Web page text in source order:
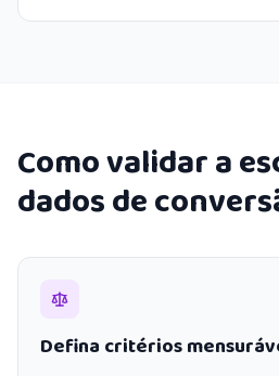
Como validar a
dados de
Defina critérios